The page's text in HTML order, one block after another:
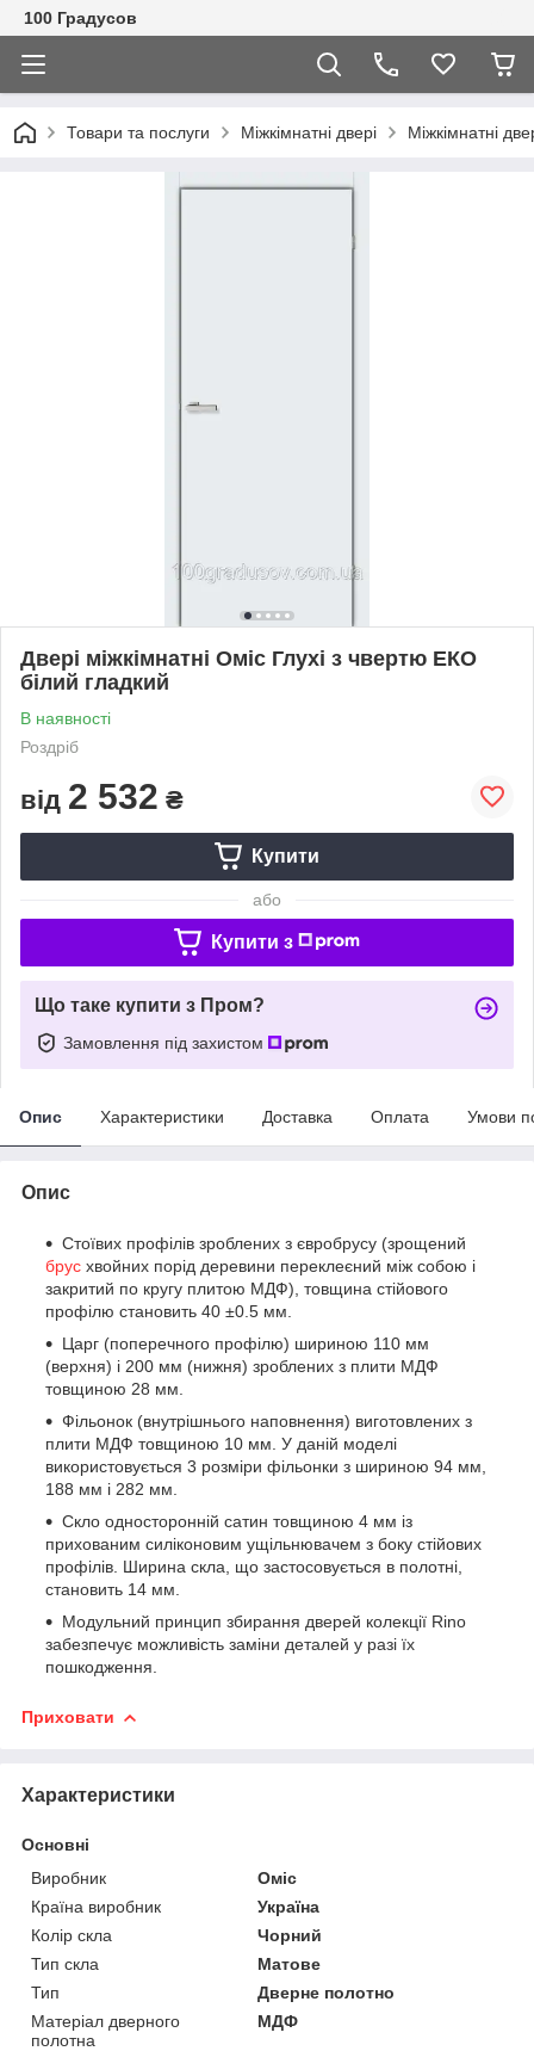
100 Градусов
Товари та послуги Міжкімнатні двері Міжкімнатні
Двері міжкімнатні Оміс Глухі з чвертю ЕКО
білий гладкий
В наявності
Роздріб
від 2 532 ₴
Купити
або
Купити з
Що таке купити з Пром?
Замовлення під захистом
Опис Характеристики Доставка Оплата Умови
Опис
Стоївих профілів зроблених з євробрусу (зрощений
брус хвойних порід деревини переклеєний між собою і
закритий по кругу плитою МДФ), товщина стійового
профілю становить 40 ±0.5 мм.
Царг (поперечного профілю) шириною 110 мм
(верхня) і 200 мм (нижня) зроблених з плити МДФ
товщиною 28 мм.
Фільонок (внутрішнього наповнення) виготовлених з
плити МДФ товщиною 10 мм. У даній моделі
використовується 3 розміри фільонки з шириною 94 мм,
188 мм і 282 мм.
Скло односторонній сатин товщиною 4 мм із
прихованим силіконовим ущільнювачем з боку стійових
профілів. Ширина скла, що застосовується в полотні,
становить 14 мм.
Модульний принцип збирання дверей колекції Rino
забезпечує можливість заміни деталей у разі їх
пошкодження.
Приховати
Характеристики
Основні
Виробник
Оміс
Країна виробник
Україна
Колір скла
Чорний
Тип скла
Матове
Тип
Дверне полотно
Матеріал дверного
полотна
МДФ